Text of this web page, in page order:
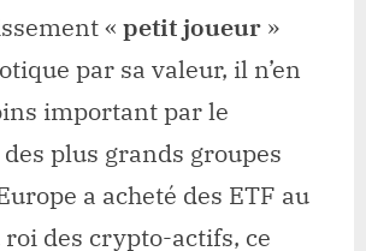
« petit joueur »
par sa valeur, il n’en
important par le
plus grands groupes
a acheté des ETF au
des crypto-actifs, ce